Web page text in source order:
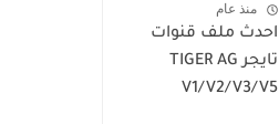
منذ عام
احدث ملف قنوات
تايجر TIGER AG
V1/V2/V3/V5